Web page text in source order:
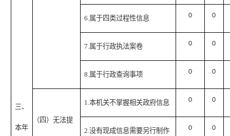
三、
本年
6.属于四类过程性信息 0 0
7.属于行政执法案卷 0 0
8.属于行政查询事项 0 0
（四）无法提
1.本机关不掌握相关政府信息 0 0
2.没有现成信息需要另行制作 0 0